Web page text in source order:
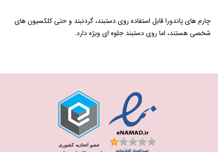
چارم ‌های پاندورا قابل استفاده روی دستبند، گردنبند و حتی کلکسیون‌ های
شخصی هستند، اما روی دستبند جلوه ‌ای ویژه دارد.